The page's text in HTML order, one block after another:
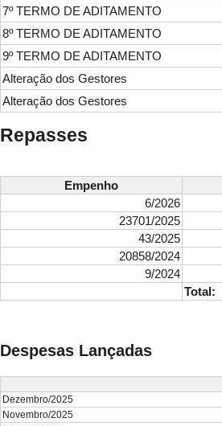
7º TERMO DE ADITAMENTO
8º TERMO DE ADITAMENTO
9º TERMO DE ADITAMENTO
Alteração dos Gestores
Alteração dos Gestores
Repasses
Empenho
6/2026
23701/2025
43/2025
20858/2024
9/2024
Total:
Despesas Lançadas
Dezembro/2025
Novembro/2025